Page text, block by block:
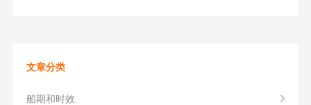
文章分类
船期和时效